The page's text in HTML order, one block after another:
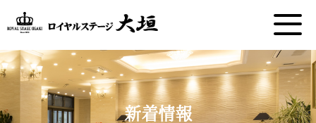
新着情報